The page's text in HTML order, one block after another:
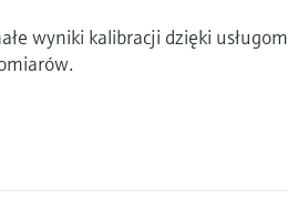
wyniki kalibracji dzięki usługom